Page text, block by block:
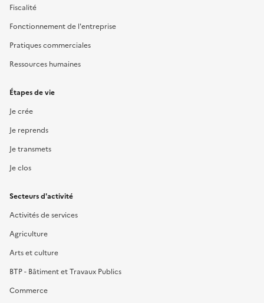
Fiscalité
Fonctionnement de l'entreprise
Pratiques commerciales
Ressources humaines
Étapes de vie
Je crée
Je reprends
Je transmets
Je clos
Secteurs d'activité
Activités de services
Agriculture
Arts et culture
BTP - Bâtiment et Travaux Publics
Commerce